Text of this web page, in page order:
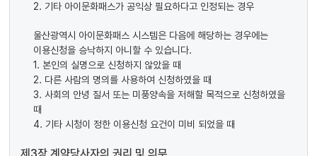
2. 기타 아이문화패스가 공익상 필요하다고 인정되는 경우
울산광역시 아이문화패스 시스템은 다음에 해당하는 경우에는
이용신청을 승낙하지 아니할 수 있습니다.
1. 본인의 실명으로 신청하지 않았을 때
2. 다른 사람의 명의를 사용하여 신청하였을 때
3. 사회의 안녕 질서 또는 미풍양속을 저해할 목적으로 신청하였을
때
4. 기타 시청이 정한 이용신청 요건이 미비 되었을 때